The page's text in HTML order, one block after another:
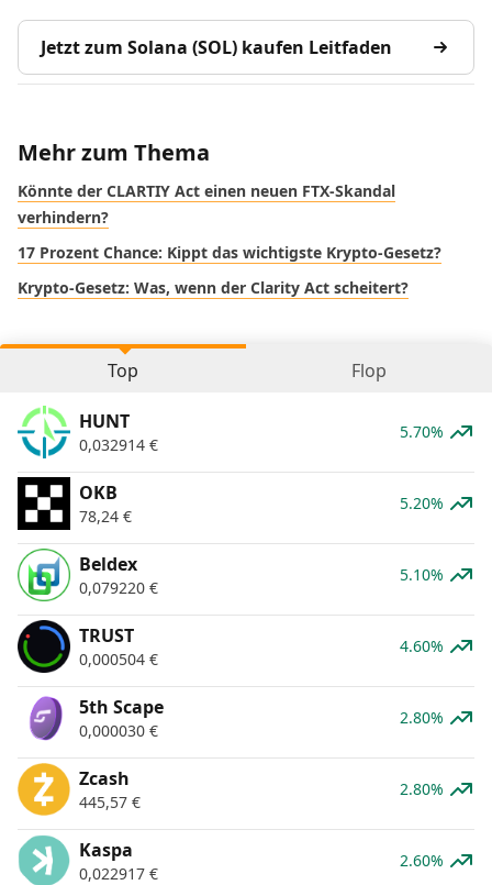
Jetzt zum Solana (SOL) kaufen Leitfaden
Mehr zum Thema
Könnte der CLARTIY Act einen neuen FTX-Skandal
verhindern?
17 Prozent Chance: Kippt das wichtigste Krypto-Gesetz?
Krypto-Gesetz: Was, wenn der Clarity Act scheitert?
Top Flop
HUNT
0,032914 €
5.70%
OKB
78,24 €
5.20%
Beldex
0,079220 €
5.10%
TRUST
0,000504 €
4.60%
5th Scape
0,000030 €
2.80%
Zcash
445,57 €
2.80%
Kaspa
0,022917 €
2.60%